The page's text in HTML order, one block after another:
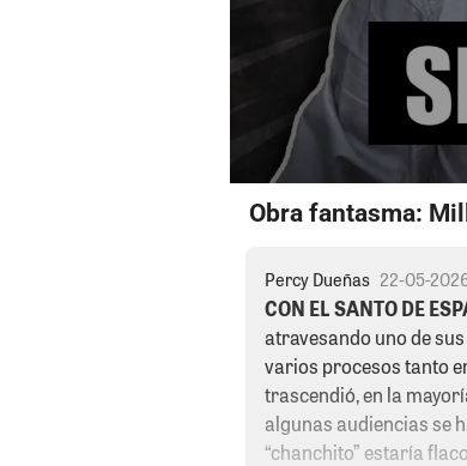
Obra fantasma:
Percy Dueñas 22-05-
CON EL SANTO DE
atravesando uno de
varios procesos tanto
trascendió, en la
algunas audiencias se
“chanchito” estaría